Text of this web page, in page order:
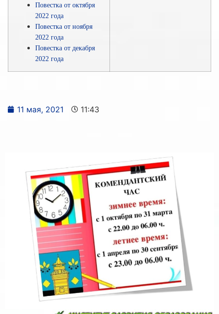
Повестка от октября
2022 года
Повестка от ноября
2022 года
Повестка от декабря
2022 года
11 мая, 2021 11:43